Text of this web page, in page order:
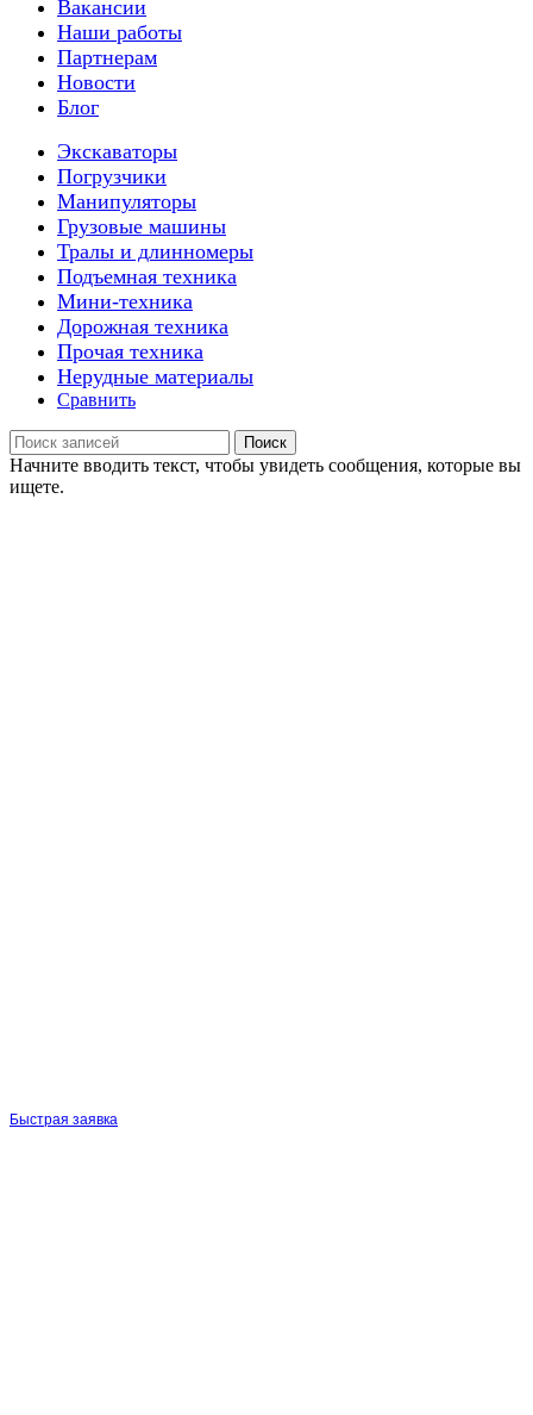
Вакансии
Наши работы
Партнерам
Новости
Блог
Экскаваторы
Погрузчики
Манипуляторы
Грузовые машины
Тралы и длинномеры
Подъемная техника
Мини-техника
Дорожная техника
Прочая техника
Нерудные материалы
Сравнить
Поиск
Начните вводить текст, чтобы увидеть сообщения, которые вы
ищете.
Быстрая заявка